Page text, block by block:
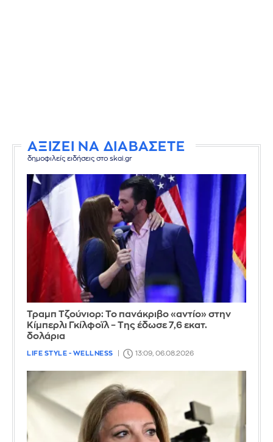
ΑΞΙΖΕΙ ΝΑ ΔΙΑΒΑΣΕΤΕ
δημοφιλείς ειδήσεις στο skai.gr
Τραμπ Τζούνιορ: Το πανάκριβο «αντίο» στην
Κίμπερλι Γκίλφοϊλ – Της έδωσε 7,6 εκατ.
δολάρια
LIFE STYLE - WELLNESS 13:09, 06.08.2026